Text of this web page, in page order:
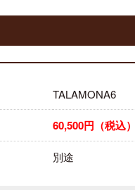
TALAMONA6
60,500円（税込）
別途